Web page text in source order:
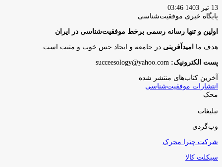
13 تیر 1403 03:46
پایگاه‌ خبری موفقیت‌شناسی
اولین و تنها رسانه رسمی برخط موفقیت‌شناسی در ایران
هدف ما امیدآفرینی در جامعه و ایجاد حس خوب و مثبت است.
پست الکترونیک:
آخرین کتاب‌های منتشر شده
انتشارات موفقیت‌شناسی
محک
تبلیغات
وب‌گردی
شرکت چترا محرک
سیکلت کالا